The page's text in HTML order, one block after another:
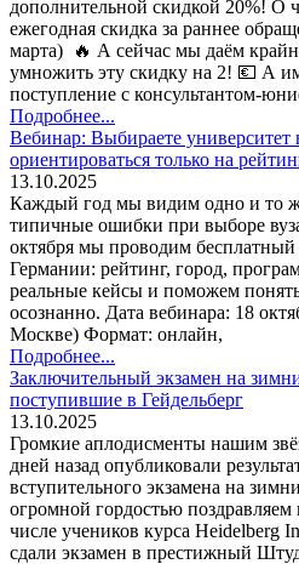
дополнительной скидкой 20%! О
ежегодная скидка за раннее
марта) 🔥 А сейчас мы даём
умножить эту скидку на 2! 💶 А
поступление с консультантом-
Подробнее...
Вебинар: Выбираете
ориентироваться только на
13.10.2025
Каждый год мы видим одно и то
типичные ошибки при выборе
октября мы проводим бесплатный
Германии: рейтинг, город,
реальные кейсы и поможем
осознанно. Дата вебинара: 18
Москве) Формат: онлайн,
Подробнее...
Заключительный экзамен на
поступившие в Гейдельберг
13.10.2025
Громкие аплодисменты нашим
дней назад опубликовали
вступительного экзамена на
огромной гордостью
числе учеников курса Heidelberg
сдали экзамен в престижный